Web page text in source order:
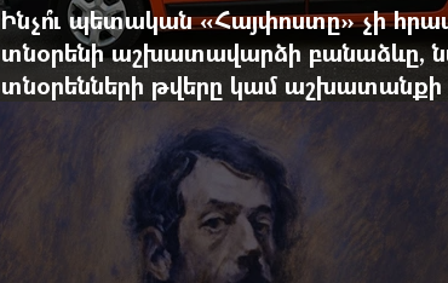
Ինչո՞ւ պետական «Հայփոստը» չի
տնօրենի աշխատավարձի բանաձևը,
տնօրենների թվերը կամ աշխատանքի
արդյունքով վարձատրությունը